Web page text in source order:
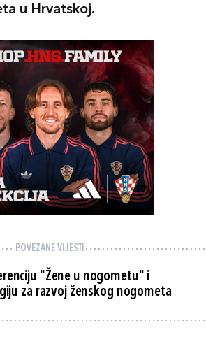
u Hrvatskoj.
POVEZANE VIJESTI
"Žene u nogometu" i
za razvoj ženskog nogometa